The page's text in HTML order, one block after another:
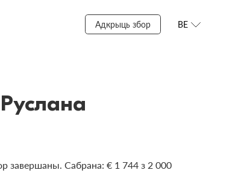
Адкрыць збор BE
завершаны. Сабрана: € 1 744 з 2 000